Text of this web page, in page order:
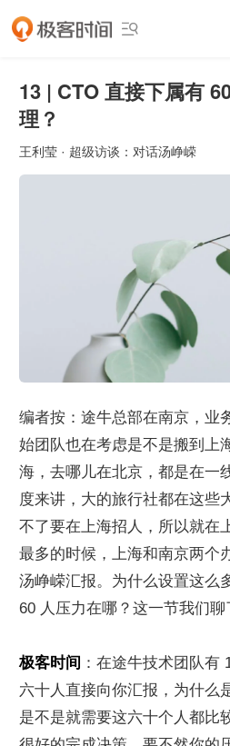

13 | CTO 直接下属有
理？
王利莹 · 超级访谈：对话汤峥嵘
编者按：途牛总部在南京，业
始团队也在考虑是不是搬到上
海，去哪儿在北京，都是在一
度来讲，大的旅行社都在这些
不了要在上海招人，所以就在
最多的时候，上海和南京两个
汤峥嵘汇报。为什么设置这么
60 人压力在哪？这一节我们聊
极客时间 ：在途牛技术团队有
六十人直接向你汇报，为什么
是不是就需要这六十个人都比